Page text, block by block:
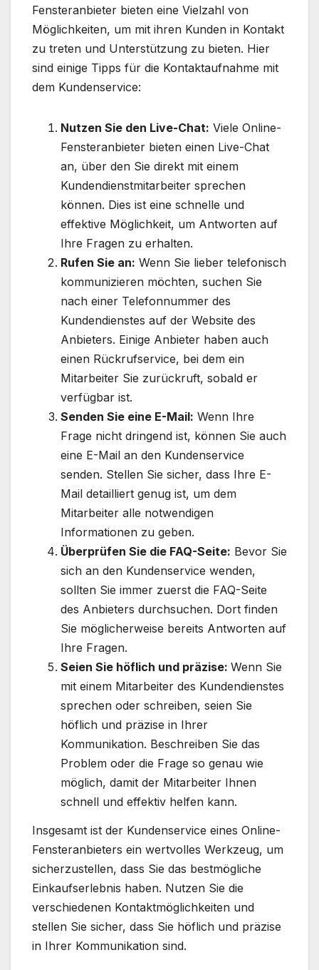
Fensteranbieter bieten eine Vielzahl von
Möglichkeiten, um mit ihren Kunden in Kontakt
zu treten und Unterstützung zu bieten. Hier
sind einige Tipps für die Kontaktaufnahme mit
dem Kundenservice:
Nutzen Sie den Live-Chat: Viele Online-
Fensteranbieter bieten einen Live-Chat
an, über den Sie direkt mit einem
Kundendienstmitarbeiter sprechen
können. Dies ist eine schnelle und
effektive Möglichkeit, um Antworten auf
Ihre Fragen zu erhalten.
Rufen Sie an: Wenn Sie lieber telefonisch
kommunizieren möchten, suchen Sie
nach einer Telefonnummer des
Kundendienstes auf der Website des
Anbieters. Einige Anbieter haben auch
einen Rückrufservice, bei dem ein
Mitarbeiter Sie zurückruft, sobald er
verfügbar ist.
Senden Sie eine E-Mail: Wenn Ihre
Frage nicht dringend ist, können Sie auch
eine E-Mail an den Kundenservice
senden. Stellen Sie sicher, dass Ihre E-
Mail detailliert genug ist, um dem
Mitarbeiter alle notwendigen
Informationen zu geben.
Überprüfen Sie die FAQ-Seite: Bevor Sie
sich an den Kundenservice wenden,
sollten Sie immer zuerst die FAQ-Seite
des Anbieters durchsuchen. Dort finden
Sie möglicherweise bereits Antworten auf
Ihre Fragen.
Seien Sie höflich und präzise: Wenn Sie
mit einem Mitarbeiter des Kundendienstes
sprechen oder schreiben, seien Sie
höflich und präzise in Ihrer
Kommunikation. Beschreiben Sie das
Problem oder die Frage so genau wie
möglich, damit der Mitarbeiter Ihnen
schnell und effektiv helfen kann.
Insgesamt ist der Kundenservice eines Online-
Fensteranbieters ein wertvolles Werkzeug, um
sicherzustellen, dass Sie das bestmögliche
Einkaufserlebnis haben. Nutzen Sie die
verschiedenen Kontaktmöglichkeiten und
stellen Sie sicher, dass Sie höflich und präzise
in Ihrer Kommunikation sind.